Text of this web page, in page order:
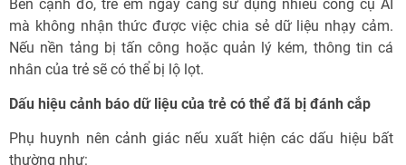
Bên cạnh đó, trẻ em ngày càng sử dụng nhiều công cụ AI
mà không nhận thức được việc chia sẻ dữ liệu nhạy cảm.
Nếu nền tảng bị tấn công hoặc quản lý kém, thông tin cá
nhân của trẻ sẽ có thể bị lộ lọt.
Dấu hiệu cảnh báo dữ liệu của trẻ có thể đã bị đánh cắp
Phụ huynh nên cảnh giác nếu xuất hiện các dấu hiệu bất
thường như: